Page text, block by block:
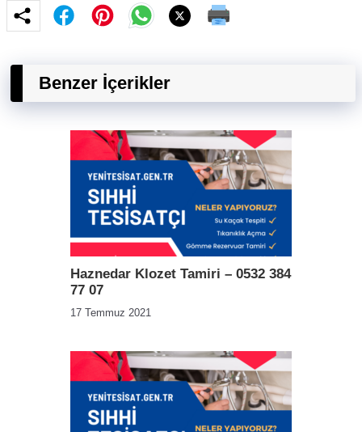
Benzer İçerikler
Haznedar Klozet Tamiri – 0532 384
77 07
17 Temmuz 2021